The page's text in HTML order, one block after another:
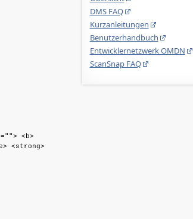
DMS FAQ
Kurzanleitungen
Benutzerhandbuch
Entwicklernetzwerk OMDN
ScanSnap FAQ
<b>
<strong>